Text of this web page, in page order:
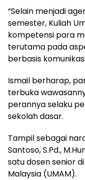
“Selain menjadi
semester, Kuliah
kompetensi para
terutama pada
berbasis
Ismail berharap,
terbuka
perannya selaku
sekolah dasar.
Tampil sebagai
Santoso, S.Pd.,
satu dosen senior
Malaysia (UMAM).